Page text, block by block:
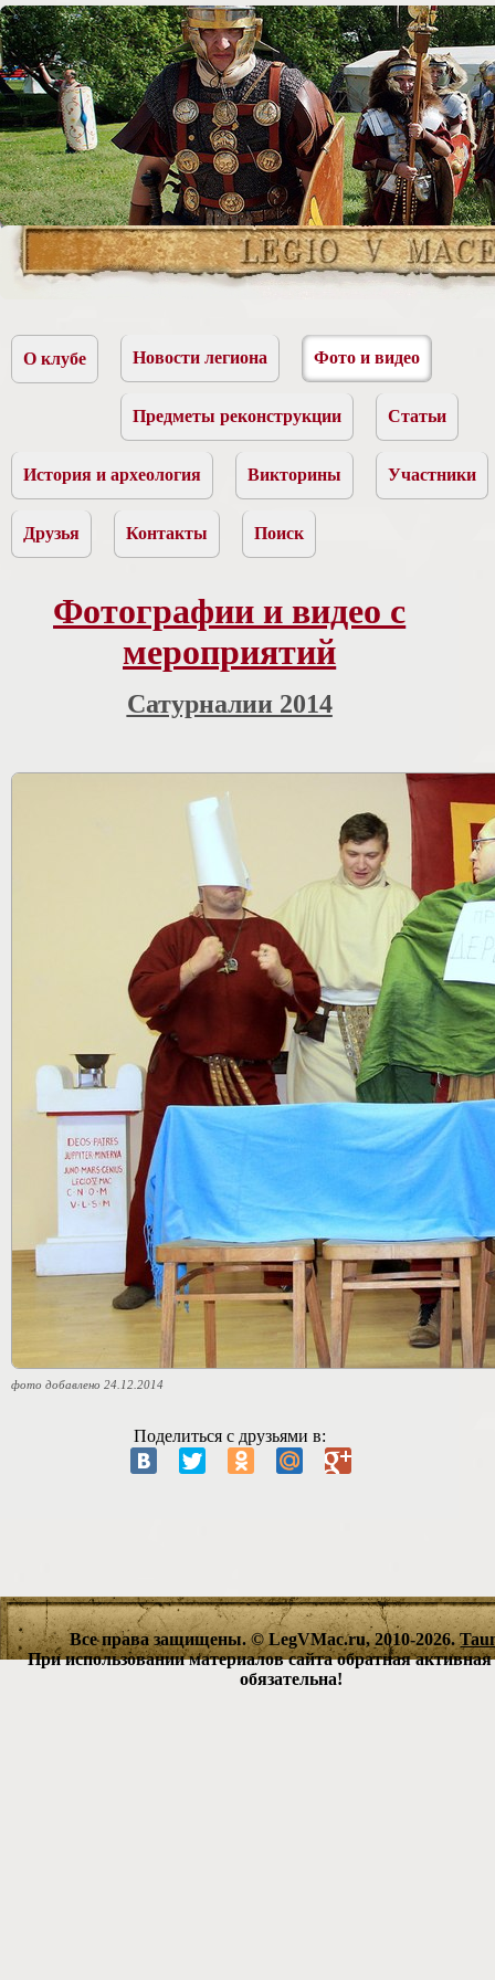
О клубе Новости легиона Фото и видео
Предметы реконструкции Статьи
История и археология Викторины Участники
Друзья Контакты Поиск
Фотографии и видео с
мероприятий
Сатурналии 2014
фото добавлено 24.12.2014
Поделиться с друзьями в:
Все права защищены. © LegVMac.ru, 2010-2026.
При использовании материалов сайта обратная
обязательна!